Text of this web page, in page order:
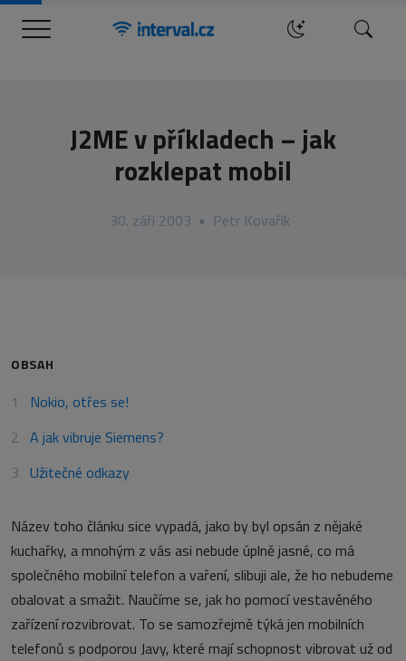
Menu Hledat
J2ME v příkladech – jak
rozklepat mobil
30. září 2003 • Petr Kovařík
OBSAH
Nokio, otřes se!
A jak vibruje Siemens?
Užitečné odkazy
Název toho článku sice vypadá, jako by byl opsán z nějaké
kuchařky, a mnohým z vás asi nebude úplně jasné, co má
společného mobilní telefon a vaření, slibuji ale, že ho nebudeme
obalovat a smažit. Naučíme se, jak ho pomocí vestavěného
zařízení rozvibrovat. To se samozřejmě týká jen mobilních
telefonů s podporou Javy, které mají schopnost vibrovat už od